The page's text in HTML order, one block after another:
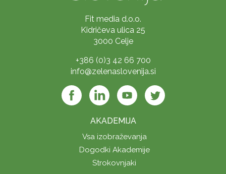
Fit media d.o.o.
Kidričeva ulica 25
3000 Celje
+386 (0)3 42 66 700
info@zelenaslovenija.si
AKADEMIJA
Vsa izobraževanja
Dogodki Akademije
Strokovnjaki